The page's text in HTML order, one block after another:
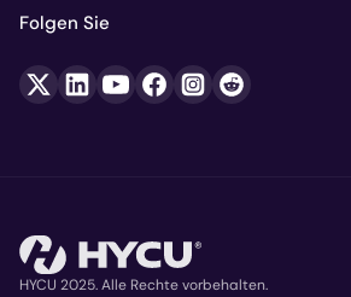
Folgen Sie
HYCU 2025. Alle Rechte vorbehalten.